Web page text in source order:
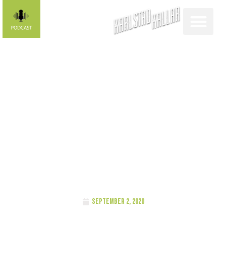
september 2, 2020